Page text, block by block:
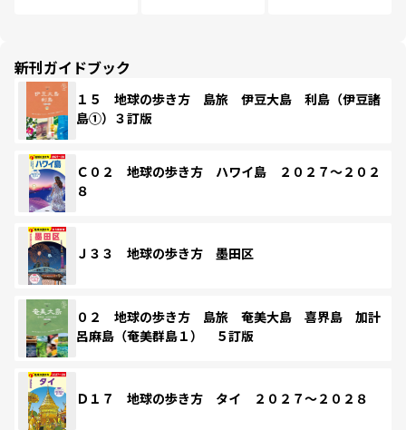
新刊ガイドブック
１５ 地球の歩き方 島旅 伊豆大島 利島（伊豆諸
島①）３訂版
Ｃ０２ 地球の歩き方 ハワイ島 ２０２７～２０２
８
Ｊ３３ 地球の歩き方 墨田区
０２ 地球の歩き方 島旅 奄美大島 喜界島 加計
呂麻島（奄美群島１） ５訂版
Ｄ１７ 地球の歩き方 タイ ２０２７～２０２８